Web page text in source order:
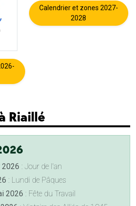
Calendrier et zones 2027-
2028
Riaillé
2026 : Jour de l'an
: Lundi de Pâques
2026 : Fête du Travail